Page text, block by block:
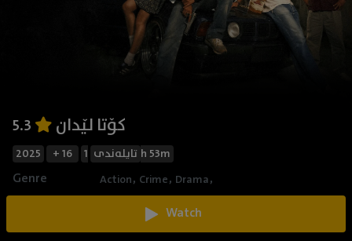
کۆتا لێدان
2025 + 16 تایلەندی 1h 53m
Genre Action, Crime, Drama,
Watch